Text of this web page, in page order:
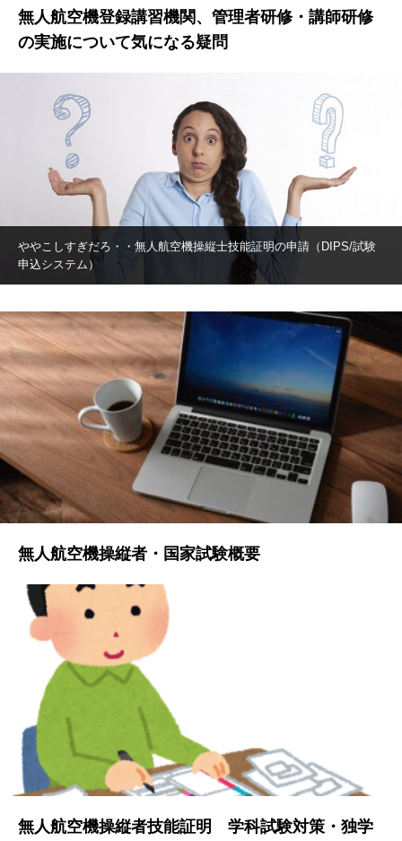
無人航空機登録講習機関、管理者研修・講師研修
の実施について気になる疑問
ややこしすぎだろ・・無人航空機操縦士技能証明の申請（DIPS/試験
申込システム）
無人航空機操縦者・国家試験概要
無人航空機操縦者技能証明 学科試験対策・独学